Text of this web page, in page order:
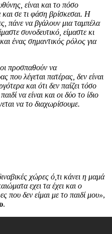
είναι και το πόσο
και σε τι φάση βρίσκεσαι. Η
πάνε να βγάλουν μια ταμπέλα
συνοδευτικό, είμαστε κι
ένας σημαντικός ρόλος για
προσπαθούν να
λέγεται πατέρας, δεν είναι
και ότι δεν παίζει τόσο
να είναι και οι δύο το ίδιο
να το διαχωρίσουμε.
χώρες ό,τι κάνει η μαμά
εχει τα έχει και ο
που δεν είμαι με το παιδί μου»,
.